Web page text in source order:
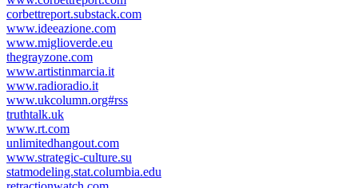
corbettreport.substack.com
www.ideeazione.com
www.miglioverde.eu
thegrayzone.com
www.artistinmarcia.it
www.radioradio.it
www.ukcolumn.org#rss
truthtalk.uk
www.rt.com
unlimitedhangout.com
www.strategic-culture.su
statmodeling.stat.columbia.edu